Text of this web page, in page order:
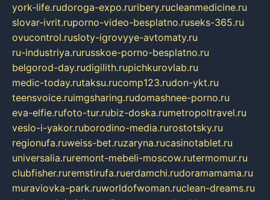
york-life.rudoroga-expo.ruribery.rucleanmedicine.ru
slovar-ivrit.ruporno-video-besplatno.ruseks-365.ru
ovucontrol.rusloty-igrovyye-avtomaty.ru
ru-industriya.rurusskoe-porno-besplatno.ru
belgorod-day.rudigilith.rupichkurovlab.ru
medic-today.rutaksu.rucomp123.rudon-ykt.ru
teensvoice.ruimgsharing.rudomashnee-porno.ru
eva-elfie.rufoto-tur.rubiz-doska.rumetropoltravel.ru
veslo-i-yakor.ruborodino-media.rurostotsky.ru
regionufa.ruweiss-bet.ruzaryna.rucasinotablet.ru
universalia.ruremont-mebeli-moscow.rutermomur.ru
clubfisher.ruremstirufa.ruerdamchi.rudoramamama.ru
muraviovka-park.ruworldofwoman.ruclean-dreams.ru